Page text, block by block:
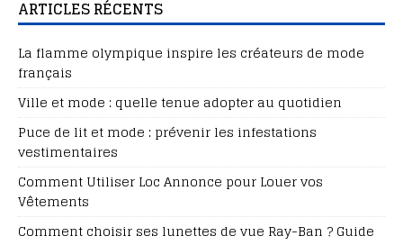
ARTICLES RÉCENTS
La flamme olympique inspire les créateurs de mode
français
Ville et mode : quelle tenue adopter au quotidien
Puce de lit et mode : prévenir les infestations
vestimentaires
Comment Utiliser Loc Annonce pour Louer vos
Vêtements
Comment choisir ses lunettes de vue Ray-Ban ? Guide